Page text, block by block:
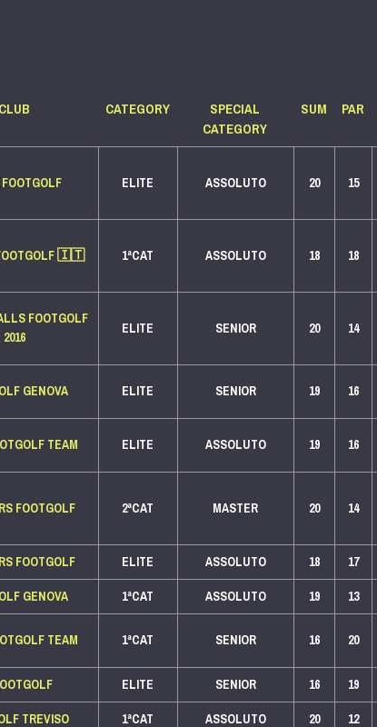
CLUB CATEGORY SPECIAL
CATEGORY
SUM PAR
ELITE ASSOLUTO 20 15
🇮🇹 1ªCAT ASSOLUTO 18 18
FOOTGOLF
2016
ELITE SENIOR 20 14
GENOVA ELITE SENIOR 19 16
TEAM ELITE ASSOLUTO 19 16
FOOTGOLF 2ªCAT MASTER 20 14
FOOTGOLF ELITE ASSOLUTO 18
17
GENOVA 1ªCAT ASSOLUTO 19
13
TEAM 1ªCAT SENIOR 16
20
ELITE SENIOR 16
19
TREVISO 1ªCAT ASSOLUTO 20
12